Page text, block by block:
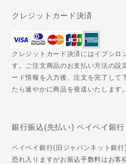
クレジットカード決済
クレジットカード決済にはイプシロ
す。ご注文商品のお支払い方法の設
ード情報を入力後、注文を完了して
たら速やかに商品を発送いたします
銀行振込(先払い) ペイペイ銀行
ペイペイ銀行(旧ジャパンネット銀行)
恐れ入りますがお振込手数料はお客